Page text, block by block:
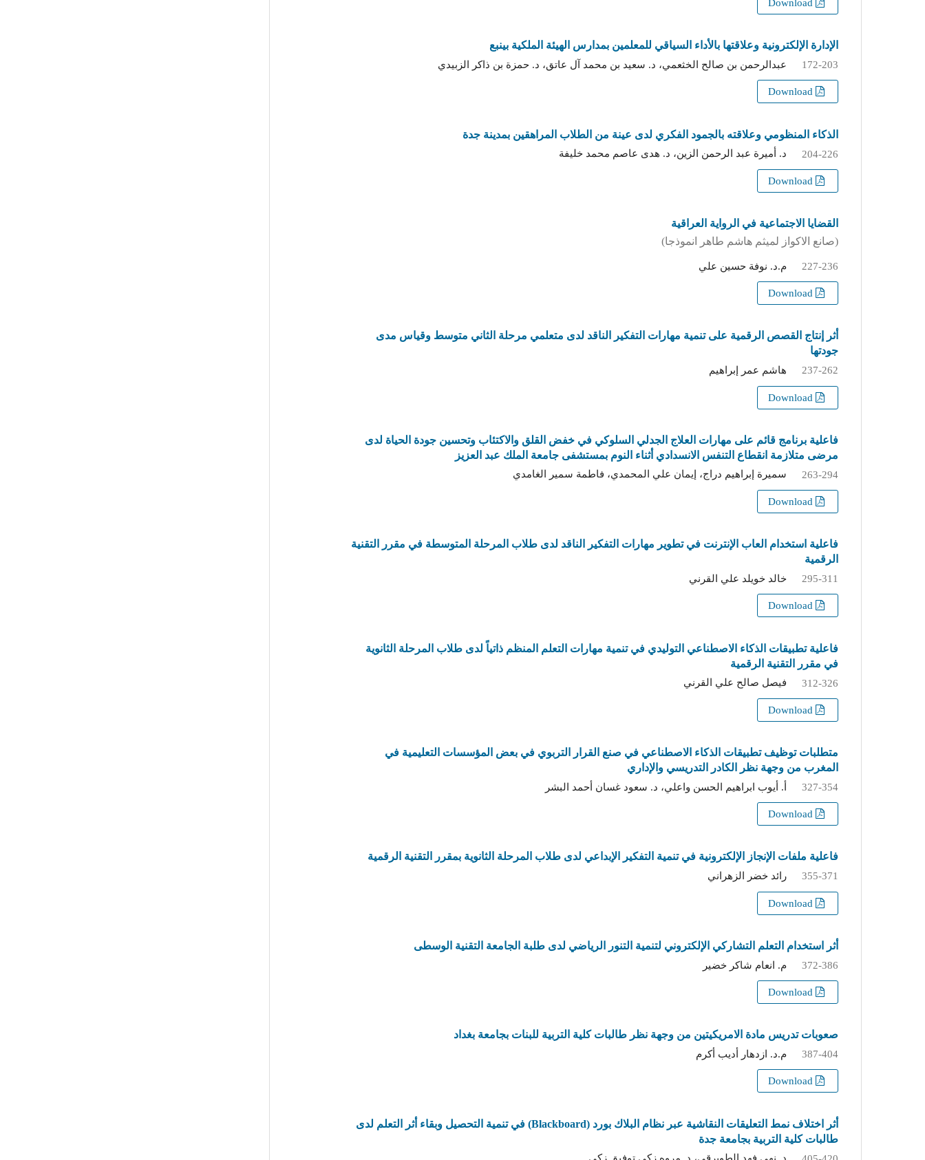
الإدارة الإلكترونية وعلاقتها بالأداء السياقي للمعلمين بمدارس الهيئة الملكية بينبع
عبدالرحمن بن صالح الخثعمي، د. سعيد بن محمد آل عاتق، د. حمزة بن ذاكر الزبيدي 172-203
الذكاء المنظومي وعلاقته بالجمود الفكري لدى عينة من الطلاب المراهقين بمدينة جدة
د. أميرة عبد الرحمن الزين، د. هدى عاصم محمد خليفة 204-226
القضايا الاجتماعية في الرواية العراقية
(صانع الاكواز لميثم هاشم طاهر انموذجا)
م.د. نوفة حسين علي 227-236
أثر إنتاج القصص الرقمية على تنمية مهارات التفكير الناقد لدى متعلمي مرحلة الثاني متوسط وقياس مدى
جودتها
هاشم عمر إبراهيم 237-262
فاعلية برنامج قائم على مهارات العلاج الجدلي السلوكي في خفض القلق والاكتئاب وتحسين جودة الحياة لدى
مرضى متلازمة انقطاع التنفس الانسدادي أثناء النوم بمستشفى جامعة الملك عبد العزيز
سميرة إبراهيم دراج، إيمان علي المحمدي، فاطمة سمير الغامدي 263-294
فاعلية استخدام العاب الإنترنت في تطوير مهارات التفكير الناقد لدى طلاب المرحلة المتوسطة في مقرر التقنية
الرقمية ‎
خالد خويلد علي القرني 295-311
فاعلية تطبيقات الذكاء الاصطناعي التوليدي في تنمية مهارات التعلم المنظم ذاتياً لدى طلاب المرحلة الثانوية
في مقرر التقنية الرقمية
فيصل صالح علي القرني 312-326
متطلبات توظيف تطبيقات الذكاء الاصطناعي في صنع القرار التربوي في بعض المؤسسات التعليمية في
المغرب من وجهة نظر الكادر التدريسي والإداري
أ. أيوب ابراهيم الحسن واعلي، د. سعود غسان أحمد البشر 327-354
فاعلية ملفات الإنجاز الإلكترونية في تنمية التفكير الإبداعي لدى طلاب المرحلة الثانوية بمقرر التقنية الرقمية
رائد خضر الزهراني 355-371
أثر استخدام التعلم التشاركي الإلكتروني لتنمية التنور الرياضي لدى طلبة الجامعة التقنية الوسطى
م. انعام شاكر خضير 372-386
صعوبات تدريس مادة الامريكيتين من وجهة نظر طالبات كلية التربية للبنات بجامعة بغداد
م.د. ازدهار أديب أكرم 387-404
أثر اختلاف نمط التعليقات النقاشية عبر نظام البلاك بورد (Blackboard) في تنمية التحصيل وبقاء أثر التعلم لدى
طالبات كلية التربية بجامعة جدة